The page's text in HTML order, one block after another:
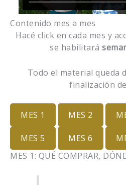
Contenido mes a mes
Hacé click en cada mes y
se habilitará
Todo el material queda
finalización
MES 1 MES 2
MES 5 MES 6
MES 1: QUÉ COMPRAR,